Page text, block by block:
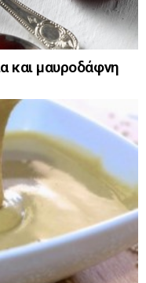
και μαυροδάφνη